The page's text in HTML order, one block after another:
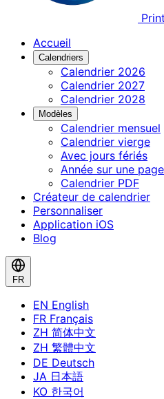
Accueil
Calendriers
Calendrier 2026
Calendrier 2027
Calendrier 2028
Modèles
Calendrier mensuel
Calendrier vierge
Avec jours fériés
Année sur une page
Calendrier PDF
Créateur de calendrier
Personnaliser
Application iOS
Blog
FR
EN English
FR Français
ZH 简体中文
ZH 繁體中文
DE Deutsch
JA 日本語
KO 한국어